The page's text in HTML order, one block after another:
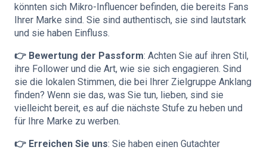
könnten sich Mikro-Influencer befinden, die bereits Fans
Ihrer Marke sind. Sie sind authentisch, sie sind lautstark
und sie haben Einfluss.
👉 Bewertung der Passform: Achten Sie auf ihren Stil,
ihre Follower und die Art, wie sie sich engagieren. Sind
sie die lokalen Stimmen, die bei Ihrer Zielgruppe Anklang
finden? Wenn sie das, was Sie tun, lieben, sind sie
vielleicht bereit, es auf die nächste Stufe zu heben und
für Ihre Marke zu werben.
👉 Erreichen Sie uns: Sie haben einen Gutachter